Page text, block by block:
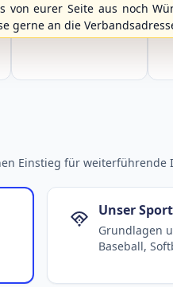
Fehmarn Islanders
Einstieg für weiterführende
Unser Sport
Grundlagen
Baseball,
von eurer Seite aus noch
gerne an die